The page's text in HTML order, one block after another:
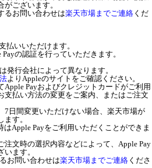
ございます。
るお問い合わせは楽天市場までご連絡 くだ
払いいただけます。
の認証を行っていただきます。
発行会社によって異なります。
よりAppleのサイトをご確認ください。
Payおよびクレジットカードがご利用
支払い方法の変更をご案内、またはご注文
7日間変更いただけない場合、楽天市場が
す。
Apple Payをご利用いただくことができま
注文時の選択内容などによって、Apple Pay
ます。
お問い合わせは楽天市場までご連絡 くださ